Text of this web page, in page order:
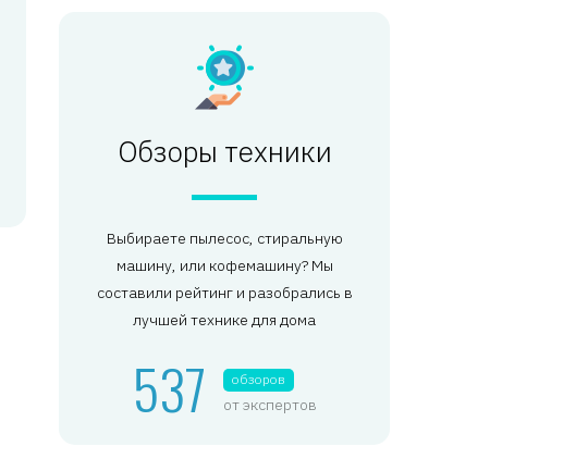
Обзоры техники
Выбираете пылесос, стиральную
машину, или кофемашину? Мы
составили рейтинг и разобрались в
лучшей технике для дома
537 обзоров
от экспертов